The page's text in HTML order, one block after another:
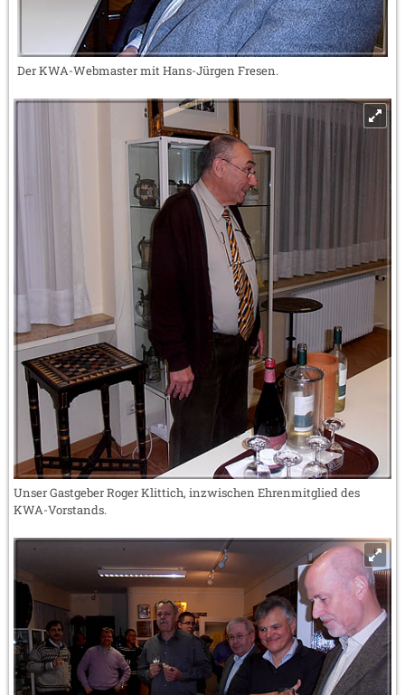
Der KWA-Webmaster mit Hans-Jürgen Fresen.
Unser Gastgeber Roger Klittich, inzwischen Ehrenmitglied des
KWA-Vorstands.